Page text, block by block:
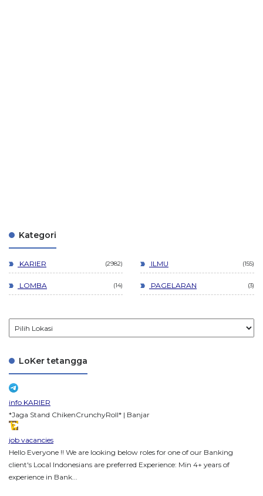
Kategori
KARIER 2982 ILMU 155
LOMBA 14 PAGELARAN 3
LoKer tetangga
info KARIER
*Jaga Stand ChikenCrunchyRoll* | Banjar
job vacancies
Hello Everyone !! We are looking below roles for one of our Banking
client's Local Indonesians are preferred Experience: Min 4+ years of
experience in Bank...